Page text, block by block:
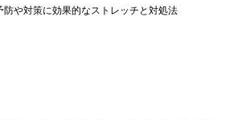
防や対策に効果的なストレッチと対処法